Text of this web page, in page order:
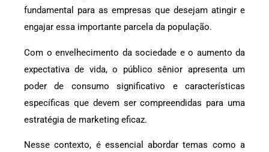
fundamental para as empresas que desejam atingir e
engajar essa importante parcela da população.
Com o envelhecimento da sociedade e o aumento da
expectativa de vida, o público sênior apresenta um
poder de consumo significativo e características
específicas que devem ser compreendidas para uma
estratégia de marketing eficaz.
Nesse contexto, é essencial abordar temas como a